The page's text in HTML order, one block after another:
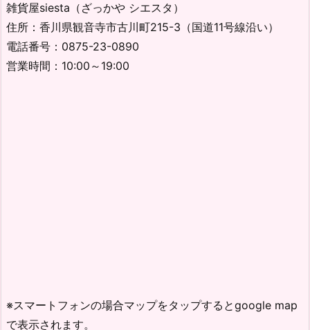
雑貨屋siesta（ざっかや シエスタ）
住所：香川県観音寺市古川町215-3（国道11号線沿い）
電話番号：0875-23-0890
営業時間：10:00～19:00
※スマートフォンの場合マップをタップするとgoogle map
で表示されます。